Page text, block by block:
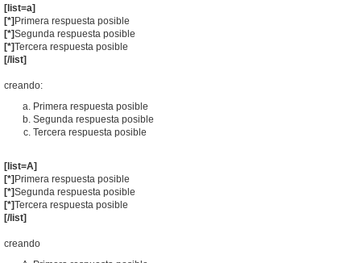
[list=a]
[*] Primera respuesta posible
[*]Segunda respuesta posible
[*]Tercera respuesta posible
[/list]
creando:
Primera respuesta posible
Segunda respuesta posible
Tercera respuesta posible
[list=A]
[*] Primera respuesta posible
[*]Segunda respuesta posible
[*]Tercera respuesta posible
[/list]
creando